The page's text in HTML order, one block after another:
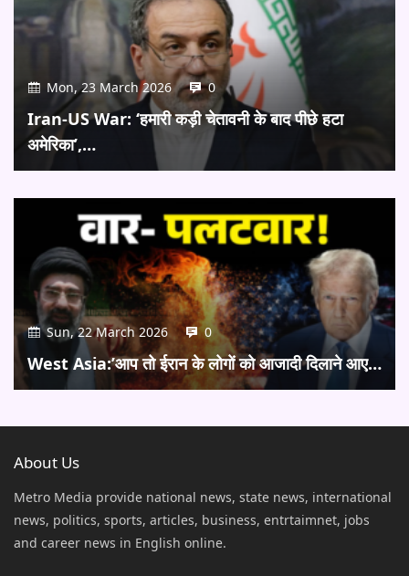
Mon, 23 March 2026 0
Iran-US War: ‘हमारी कड़ी चेतावनी के बाद पीछे हटा
अमेरिका’,…
Sun, 22 March 2026 0
West Asia:’आप तो ईरान के लोगों को आजादी दिलाने आए…
About Us
Metro Media provide national news, state news, international
news, politics, sports, articles, business, entrtaimnet, jobs
and career news in English online.